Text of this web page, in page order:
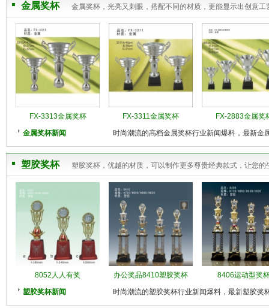
金属奖杯 金属奖杯，光亮又刺眼，搭配不同的材质，更能显示出创意
FX-3313金属奖杯 FX-3311金属奖杯
FX-2883金属奖
金属奖杯新闻
时尚潮流的高档金属奖杯行业新闻爆料，最新
塑胶奖杯 塑胶奖杯，优越的材质，可以制作更多尊贵经典款式，让您
8052人人有奖 办公奖品8410塑胶奖杯
8406运动型奖
塑胶奖杯新闻
时尚潮流的塑胶奖杯行业新闻爆料，最新塑胶